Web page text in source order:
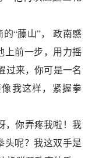
“藤山”， 政南感
上前一步，用力摇
过来，你可是一名
我这样，紧握拳
，你弄疼我啦！我
头呢？我这双手是